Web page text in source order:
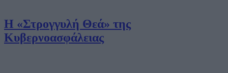
Η «Στρογγυλή Θεά» της
Κυβερνοασφάλειας